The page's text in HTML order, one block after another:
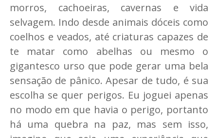
morros, cachoeiras, cavernas e vida
selvagem. Indo desde animais dóceis como
coelhos e veados, até criaturas capazes de
te matar como abelhas ou mesmo o
gigantesco urso que pode gerar uma bela
sensação de pânico. Apesar de tudo, é sua
escolha se quer perigos. Eu joguei apenas
no modo em que havia o perigo, portanto
há uma quebra na paz, mas sem isso,